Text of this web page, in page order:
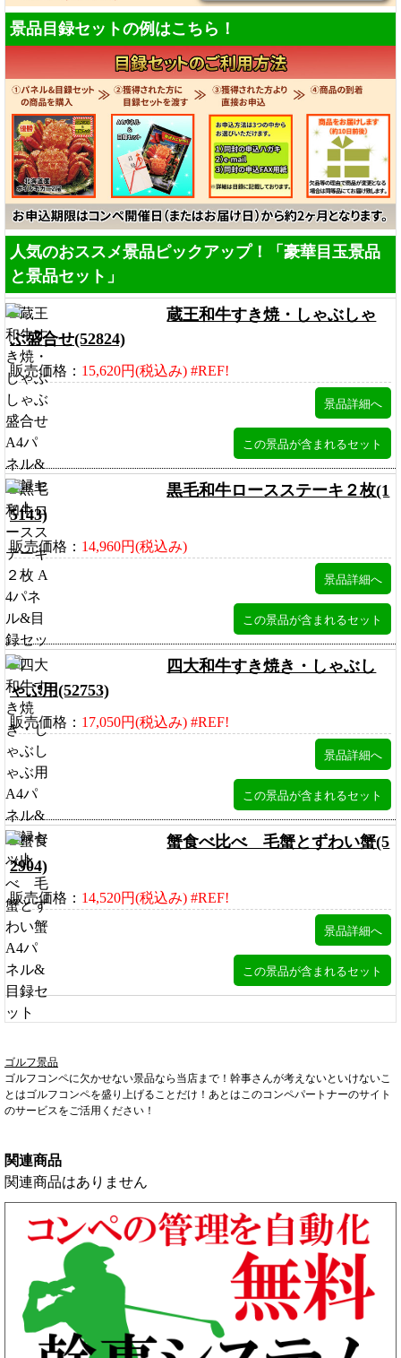
景品目録セットの例はこちら！
人気のおススメ景品ピックアップ！「豪華目玉景品
と景品セット」
蔵王和牛すき焼・しゃぶしゃ
ぶ盛合せ(52824)
販売価格： 15,620円(税込み) #REF!
黒毛和牛ロースステーキ２枚(1
5143)
販売価格： 14,960円(税込み)
四大和牛すき焼き・しゃぶし
ゃぶ用(52753)
販売価格： 17,050円(税込み) #REF!
蟹食べ比べ 毛蟹とずわい蟹(5
2904)
販売価格： 14,520円(税込み) #REF!
ゴルフ景品
ゴルフコンペに欠かせない景品なら当店まで！幹事さんが考えないといけないこ
とはゴルフコンペを盛り上げることだけ！あとはこのコンペパートナーのサイト
のサービスをご活用ください！
関連商品
関連商品はありません